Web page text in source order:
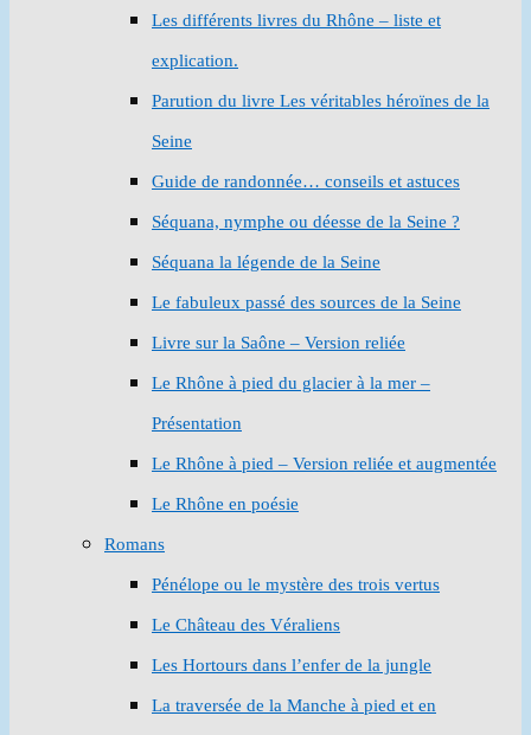
Les différents livres du Rhône – liste et
explication.
Parution du livre Les véritables héroïnes de la
Seine
Guide de randonnée… conseils et astuces
Séquana, nymphe ou déesse de la Seine ?
Séquana la légende de la Seine
Le fabuleux passé des sources de la Seine
Livre sur la Saône – Version reliée
Le Rhône à pied du glacier à la mer –
Présentation
Le Rhône à pied – Version reliée et augmentée
Le Rhône en poésie
Romans
Pénélope ou le mystère des trois vertus
Le Château des Véraliens
Les Hortours dans l’enfer de la jungle
La traversée de la Manche à pied et en